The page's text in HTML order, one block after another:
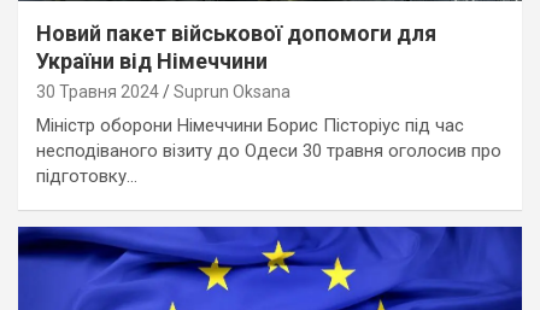
Новий пакет військової допомоги для
України від Німеччини
30 Травня 2024 Suprun Oksana
Міністр оборони Німеччини Борис Пісторіус під час
несподіваного візиту до Одеси 30 травня оголосив про
підготовку…